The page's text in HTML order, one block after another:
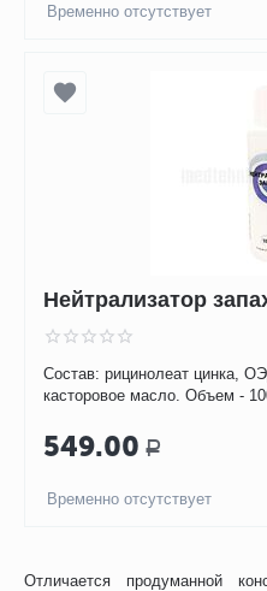
Отличается продуманной
Временно отсутствует
Нейтрализатор
Состав: рицинолеат цинка,
касторовое масло. Объем -
549.00 Р
Временно отсутствует